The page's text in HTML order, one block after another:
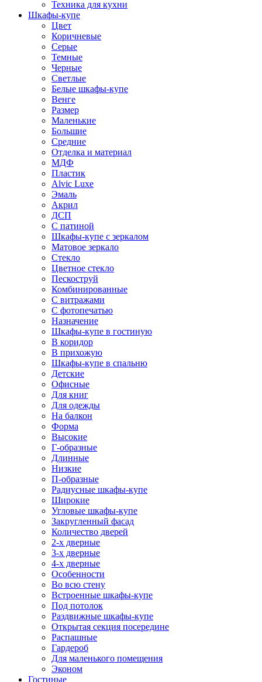
Техника для кухни
Шкафы-купе
Цвет
Коричневые
Серые
Темные
Черные
Светлые
Белые шкафы-купе
Венге
Размер
Маленькие
Большие
Средние
Отделка и материал
МДФ
Пластик
Alvic Luxe
Эмаль
Акрил
ДСП
С патиной
Шкафы-купе с зеркалом
Матовое зеркало
Стекло
Цветное стекло
Пескоструй
Комбинированные
С витражами
С фотопечатью
Назначение
Шкафы-купе в гостиную
В коридор
В прихожую
Шкафы-купе в спальню
Детские
Офисные
Для книг
Для одежды
На балкон
Форма
Высокие
Г-образные
Длинные
Низкие
П-образные
Радиусные шкафы-купе
Широкие
Угловые шкафы-купе
Закругленный фасад
Количество дверей
2-х дверные
3-х дверные
4-х дверные
Особенности
Во всю стену
Встроенные шкафы-купе
Под потолок
Раздвижные шкафы-купе
Открытая секция посередине
Распашные
Гардероб
Для маленького помещения
Эконом
Гостиные